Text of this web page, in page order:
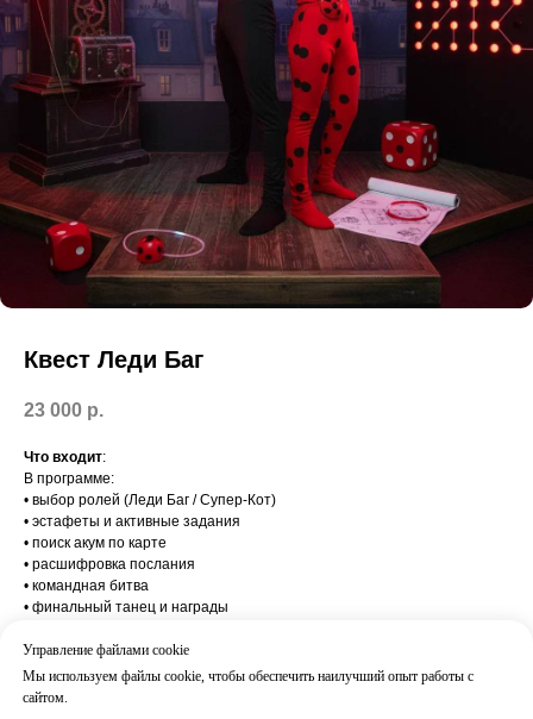
Квест Леди Баг
23 000 р.
Что входит:
В программе:
• выбор ролей (Леди Баг / Супер-Кот)
• эстафеты и активные задания
• поиск акум по карте
• расшифровка послания
• командная битва
• финальный танец и награды
Командная игра, эмоции и яркий финал
Часто добавляют:
Мини-диско / Бьюти-бар / Декор
Управление файлами cookie
Мы используем файлы cookie, чтобы обеспечить наилучший опыт работы с
сайтом.